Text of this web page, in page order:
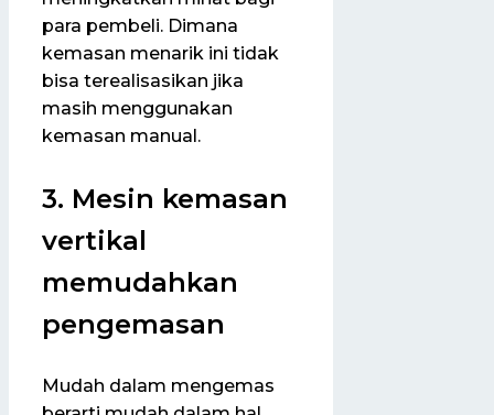
para pembeli. Dimana
kemasan menarik ini tidak
bisa terealisasikan jika
masih menggunakan
kemasan manual.
3. Mesin kemasan
vertikal
memudahkan
pengemasan
Mudah dalam mengemas